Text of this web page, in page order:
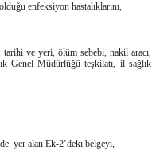
enfeksiyon hastalıklarını,
ve yeri, ölüm sebebi, nakil aracı,
Genel Müdürlüğü teşkilatı, il sağlık
yer alan Ek-2’deki belgeyi,